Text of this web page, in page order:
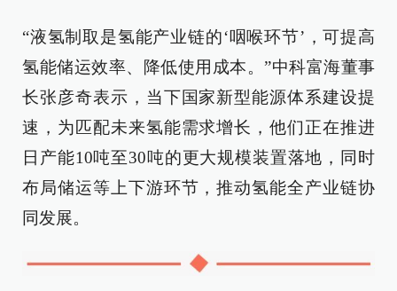
“液氢制取是氢能产业链的‘咽喉环节’，可提高
氢能储运效率、降低使用成本。”中科富海董事
长张彦奇表示，当下国家新型能源体系建设提
速，为匹配未来氢能需求增长，他们正在推进
日产能10吨至30吨的更大规模装置落地，同时
布局储运等上下游环节，推动氢能全产业链协
同发展。